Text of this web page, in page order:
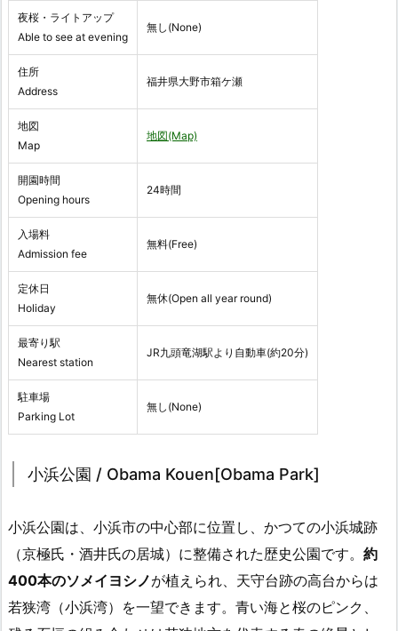
夜桜・ライトアップ
Able to see at evening
無し(None)
住所
Address
福井県大野市箱ケ瀬
地図
Map
地図(Map)
開園時間
Opening hours
24時間
入場料
Admission fee
無料(Free)
定休日
Holiday
無休(Open all year round)
最寄り駅
Nearest station
JR九頭竜湖駅より自動車(約20分)
駐車場
Parking Lot
無し(None)
小浜公園 / Obama Kouen[Obama Park]
小浜公園は、小浜市の中心部に位置し、かつての小浜城跡
（京極氏・酒井氏の居城）に整備された歴史公園です。 約
400本のソメイヨシノが植えられ、天守台跡の高台からは
若狭湾（小浜湾）を一望できます。青い海と桜のピンク、